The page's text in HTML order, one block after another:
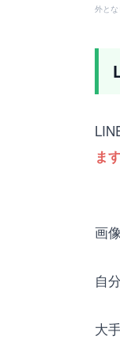
外とな
ます
画
自
大